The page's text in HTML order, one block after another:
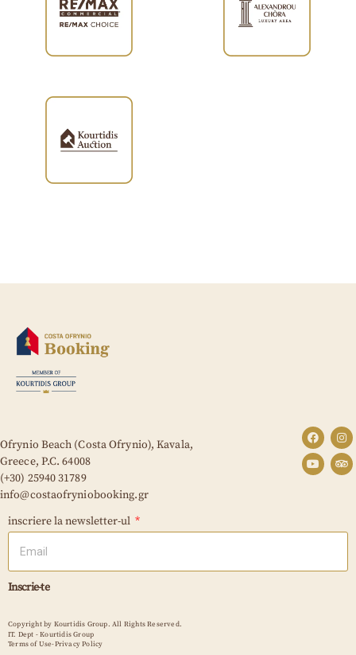
Ofrynio Beach (Costa Ofrynio), Kavala,
Greece, P.C. 64008
(+30) 25940 31789
info@costaofryniobooking.gr
inscriere la newsletter-ul
Inscrie-te
Copyright by Kourtidis Group. All Rights Reserved.
IT. Dept - Kourtidis Group
Terms of Use-Privacy Policy